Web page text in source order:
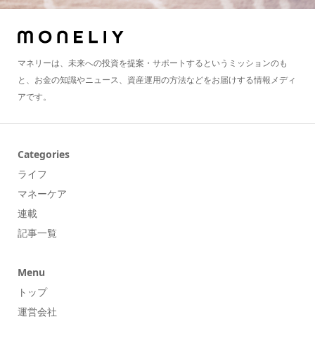
マネリーは、未来への投資を提案・サポートするというミッションのも
と、お金の知識やニュース、資産運用の方法などをお届けする情報メディ
アです。
Categories
ライフ
マネーケア
連載
記事一覧
Menu
トップ
運営会社